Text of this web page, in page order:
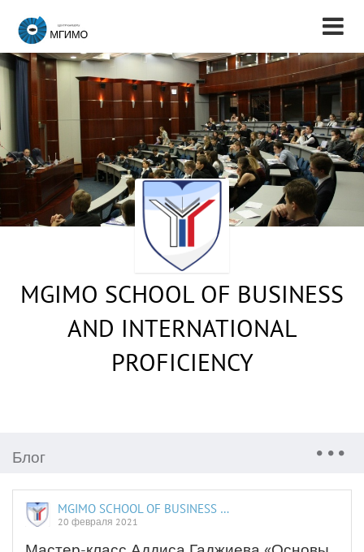
MGIMO SCHOOL OF BUSINESS
AND INTERNATIONAL
PROFICIENCY
Блог
MGIMO SCHOOL OF BUSINESS AND INTERNATIONAL PROFICIENCY
20 февраля 2021